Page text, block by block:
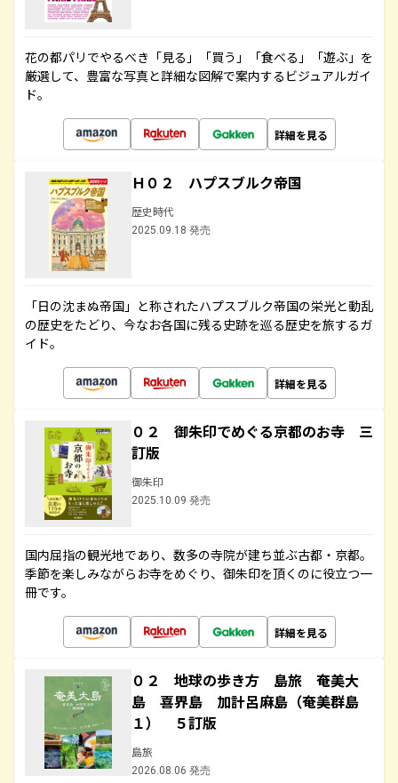
花の都パリでやるべき「見る」「買う」「食べる」「遊ぶ」を
厳選して、豊富な写真と詳細な図解で案内するビジュアルガイ
ド。
詳細を見る
Ｈ０２ ハプスブルク帝国
歴史時代
2025.09.18 発売
「日の沈まぬ帝国」と称されたハプスブルク帝国の栄光と動乱
の歴史をたどり、今なお各国に残る史跡を巡る歴史を旅するガ
イド。
詳細を見る
０２ 御朱印でめぐる京都のお寺 三
訂版
御朱印
2025.10.09 発売
国内屈指の観光地であり、数多の寺院が建ち並ぶ古都・京都。
季節を楽しみながらお寺をめぐり、御朱印を頂くのに役立つ一
冊です。
詳細を見る
０２ 地球の歩き方 島旅 奄美大
島 喜界島 加計呂麻島（奄美群島
１） ５訂版
島旅
2026.08.06 発売